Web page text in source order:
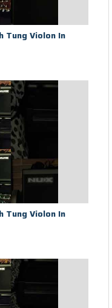
Tung Violon In
Tung Violon In